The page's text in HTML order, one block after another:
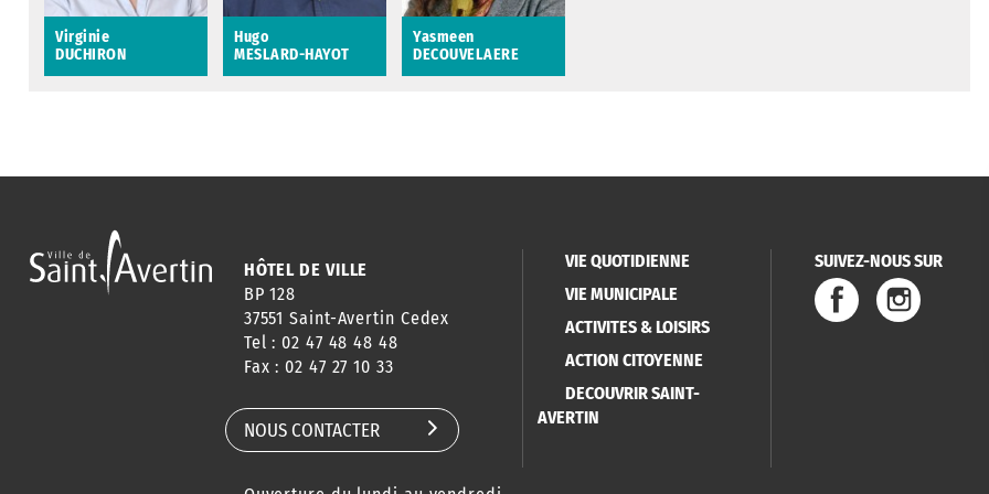
Virginie
DUCHIRON
Hugo
MESLARD-HAYOT
Yasmeen
DECOUVELAERE
HÔTEL DE VILLE
BP 128
37551 Saint-Avertin Cedex
Tel : 02 47 48 48 48
Fax : 02 47 27 10 33
NOUS CONTACTER
VIE QUOTIDIENNE
VIE MUNICIPALE
ACTIVITES & LOISIRS
ACTION CITOYENNE
DECOUVRIR SAINT-
AVERTIN
SUIVEZ-NOUS SUR